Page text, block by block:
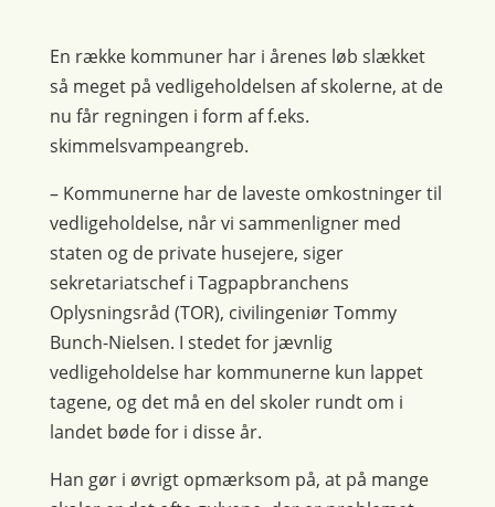
En række kommuner har i årenes løb slækket
så meget på vedligeholdelsen af skolerne, at de
nu får regningen i form af f.eks.
skimmelsvampeangreb.
– Kommunerne har de laveste omkostninger til
vedligeholdelse, når vi sammenligner med
staten og de private husejere, siger
sekretariatschef i Tagpapbranchens
Oplysningsråd (TOR), civilingeniør Tommy
Bunch-Nielsen. I stedet for jævnlig
vedligeholdelse har kommunerne kun lappet
tagene, og det må en del skoler rundt om i
landet bøde for i disse år.
Han gør i øvrigt opmærksom på, at på mange